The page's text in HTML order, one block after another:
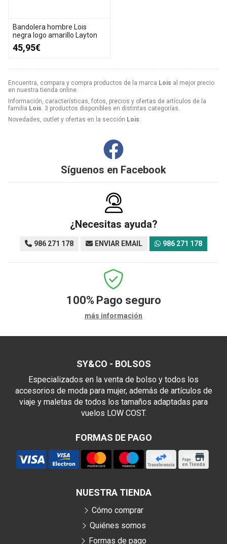
Encuentra, compara y compra productos de la marca Lois al mejor precio
en nuestra tienda online.
Información, características, fotos, precios y ofertas de artículos de la
familia Lois . 3 productos disponibles en distintas categorías.
Novedades, outlet y ofertas en la sección Lois
Bandolera hombre Lois
negra logo amarillo Layton
45,95€
Síguenos en Facebook
¿Necesitas ayuda?
986 271 178 ENVIAR EMAIL 986 271 178
100% Pago seguro
más información
SY&CO - BOLSOS
Especializados en la venta de bolso y todos los
accesorios de moda para mujer, además de artículos de
viaje y maletas de todos los tamaños adaptadas para
vuelos LOW COST.
FORMAS DE PAGO
NUESTRA TIENDA
Cómo comprar
Quiénes somos
Formas de pago